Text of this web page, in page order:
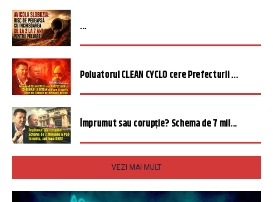
...
Poluatorul CLEAN CYCLO cere Prefecturii ...
Împrumut sau corupție? Schema de 7 mil...
VEZI MAI MULT